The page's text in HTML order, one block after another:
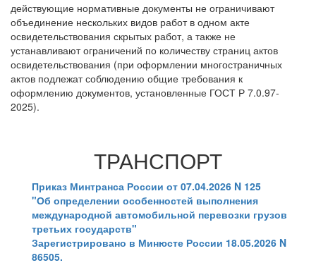
действующие нормативные документы не ограничивают
объединение нескольких видов работ в одном акте
освидетельствования скрытых работ, а также не
устанавливают ограничений по количеству страниц актов
освидетельствования (при оформлении многостраничных
актов подлежат соблюдению общие требования к
оформлению документов, установленные ГОСТ Р 7.0.97-
2025).
ТРАНСПОРТ
Приказ Минтранса России от 07.04.2026 N 125
"Об определении особенностей выполнения
международной автомобильной перевозки грузов
третьих государств"
Зарегистрировано в Минюсте России 18.05.2026 N
86505.